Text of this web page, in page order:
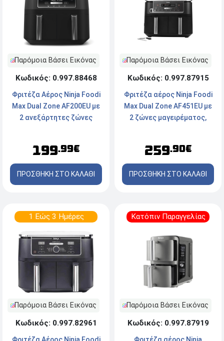
Παρόμοια Βάσει Εικόνας
Κωδικός: 0.997.88468
Φριτέζα Αέρος Ninja Foodi
Max Dual Zone AF200EU με
2 ανεξάρτητες ζώνες
199.99€
ΠΡΟΣΘΗΚΗ ΣΤΟ ΚΑΛΑΘΙ
Παρόμοια Βάσει Εικόνας
Κωδικός: 0.997.87915
Φριτέζα αέρος Ninja Foodi
Max Dual Zone AF451EU με
2 ζώνες μαγειρέματος,
259.90€
ΠΡΟΣΘΗΚΗ ΣΤΟ ΚΑΛΑΘΙ
1 Εώς 3 Ημέρες
Παρόμοια Βάσει Εικόνας
Κωδικός: 0.997.82961
Κατόπιν Παραγγελίας
Παρόμοια Βάσει Εικόνας
Κωδικός: 0.997.87919